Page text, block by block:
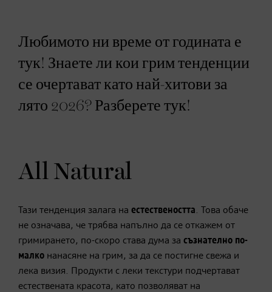
Любимото ни време от годината е
тук! Знаете ли кои грим тенденции
се очертават като най-хитови за
лято 2026? Разберете тук!
All Natural
Тази тенденция залага на естествеността. Това обаче
не означава, че трябва напълно да се откажем от
гримирането, по-скоро става дума за съзнателно по-
малко нанасяне на грим, за да се постигне свежа и
лека визия. Продукти с леки текстури подчертават
естествената красота, като позволяват на